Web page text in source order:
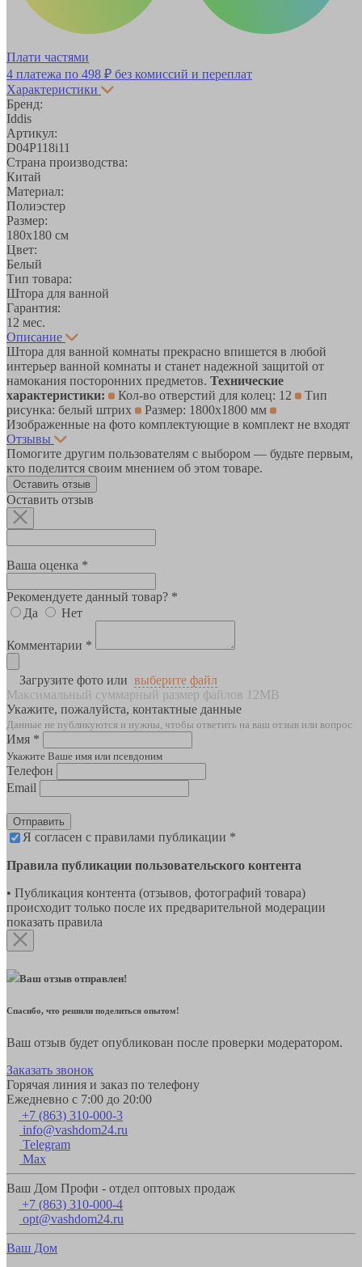
Плати частями
4 платежа по 498 ₽ без комиссий и переплат
Характеристики
Бренд:
Iddis
Артикул:
D04P118i11
Страна производства:
Китай
Материал:
Полиэстер
Размер:
180х180 см
Цвет:
Белый
Тип товара:
Штора для ванной
Гарантия:
12 мес.
Описание
Штора для ванной комнаты прекрасно впишется в любой
интерьер ванной комнаты и станет надежной защитой от
намокания посторонних предметов. Технические
характеристики:
Кол-во отверстий для колец: 12
Тип
рисунка: белый штрих
Размер: 1800х1800 мм
Изображенные на фото комплектующие в комплект не входят
Отзывы
Помогите другим пользователям с выбором — будьте первым,
кто поделится своим мнением об этом товаре.
Оставить отзыв
Оставить отзыв
Ваша оценка *
Рекомендуете данный товар? *
Да
Нет
Комментарии *
Загрузите фото или выберите файл
Максимальный суммарный размер файлов 12MB
Укажите, пожалуйста, контактные данные
Данные не публикуются и нужны, чтобы ответить на ваш отзыв или вопрос
Имя *
Укажите Ваше имя или псевдоним
Телефон
Email
Отправить
Я согласен с правилами публикации *
Правила публикации пользовательского контента
• Публикация контента (отзывов, фотографий товара)
происходит только после их предварительной модерации
показать правила
Ваш отзыв отправлен!
Спасибо, что решили поделиться опытом!
Ваш отзыв будет опубликован после проверки модератором.
Заказать звонок
Горячая линия и заказ по телефону
Ежедневно с 7:00 до 20:00
+7 (863) 310-000-3
info@vashdom24.ru
Telegram
Max
Ваш Дом Профи - отдел оптовых продаж
+7 (863) 310-000-4
opt@vashdom24.ru
Ваш Дом